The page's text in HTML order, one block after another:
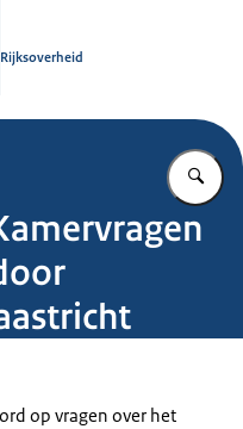
Rijksoverheid
op vragen over het